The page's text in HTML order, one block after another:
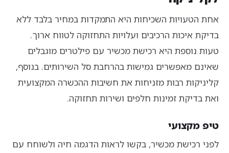
אחת הטעויות השכיחות היא התמקדות במחיר בלבד ללא
בדיקת איכות הרכיבים ועלויות התחזוקה לטווח ארוך.
טעות נוספת היא רכישת מכשיר עם פילטרים מוגבלים
שאינם מאפשרים גמישות בהרחבת סל השירותים. בנוסף,
קליניקות רבות מזניחות את חשיבות ההכשרה המקצועית
ואת בדיקת זמינות חלפים ושירות תחזוקה.
טיפ מקצועי
לפני רכישת מכשיר, בקשו לראות הדגמה חיה ולשוחח עם